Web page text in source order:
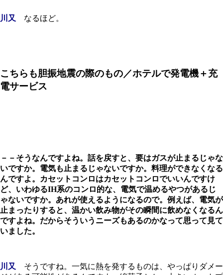
川又 なるほど。
こちらも胆振地震の際のもの／ホテルで発電機＋充
電サービス
－－そうなんですよね。話を戻すと、要はガスが止まるじゃな
いですか。電気も止まるじゃないですか。料理ができなくなる
んですよ。カセットコンロはカセットコンロでいいんですけ
ど、いわゆるIH系のコンロ的な、電気で温めるやつがあるじ
ゃないですか。あれが使えるようになるので。例えば、電気が
止まったりすると、温かい飲み物がその瞬間に飲めなくなるん
ですよね。だからそういうニーズもあるのかなって思って見て
いました。
川又
そうですね。一気に熱を発するものは、やっぱりダメー